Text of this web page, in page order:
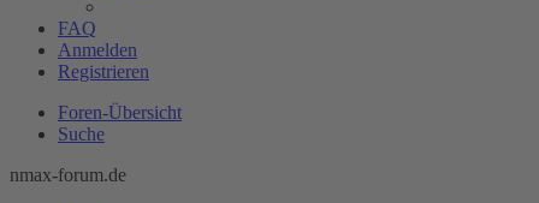
FAQ
Anmelden
Registrieren
Foren-Übersicht
Suche
nmax-forum.de